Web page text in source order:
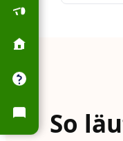
So